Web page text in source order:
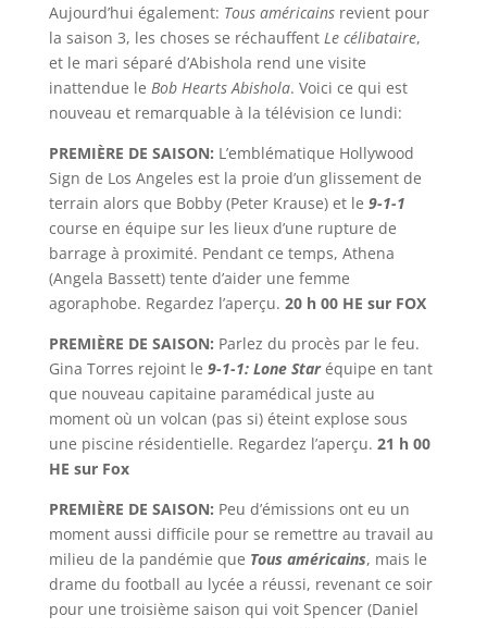
Aujourd’hui également: Tous américainsrevient pour
la saison 3, les choses se réchauffent Le célibataire,
et le mari séparé d’Abishola rend une visite
inattendue le Bob Hearts Abishola. Voici ce qui est
nouveau et remarquable à la télévision ce lundi:
PREMIÈRE DE SAISON: L’emblématique Hollywood
Sign de Los Angeles est la proie d’un glissement de
terrain alors que Bobby (Peter Krause) et le 9-1-1
course en équipe sur les lieux d’une rupture de
barrage à proximité. Pendant ce temps, Athena
(Angela Bassett) tente d’aider une femme
agoraphobe. Regardez l’aperçu. 20 h 00 HE sur FOX
PREMIÈRE DE SAISON: Parlez du procès par le feu.
Gina Torres rejoint le 9-1-1: Lone Staréquipe en tant
que nouveau capitaine paramédical juste au
moment où un volcan (pas si) éteint explose sous
une piscine résidentielle. Regardez l’aperçu. 21 h 00
HE sur Fox
PREMIÈRE DE SAISON: Peu d’émissions ont eu un
moment aussi difficile pour se remettre au travail au
milieu de la pandémie que Tous américains, mais le
drame du football au lycée a réussi, revenant ce soir
pour une troisième saison qui voit Spencer (Daniel